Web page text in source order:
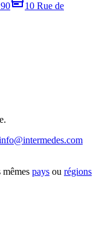
10 Rue de
mêmes pays ou régions